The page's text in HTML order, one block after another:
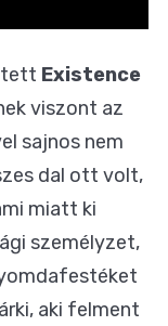
Existence
viszont az
sajnos nem
dal ott volt,
miatt ki
személyzet,
aki felment